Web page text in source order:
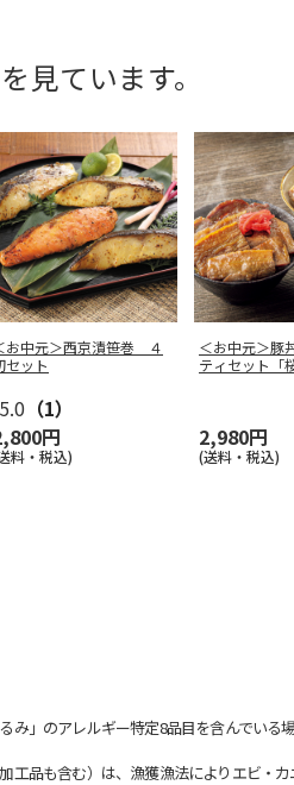
見ています。
お中元＞西京漬笹巻 ４
セット
5.0 （1）
円
料・税込)
＜お中元＞豚
ティセット「桜
2,980円
(送料・税込)
」のアレルギー特定8品目を含んでいる
品も含む）は、漁獲漁法によりエビ・